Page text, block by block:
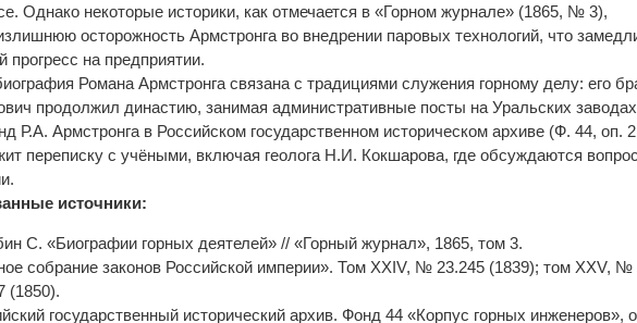
Однако некоторые историки, как отмечается в «Горном журнале» (1865, № 3),
осторожность Армстронга во внедрении паровых технологий, что
прогресс на предприятии.
Романа Армстронга связана с традициями служения горному делу: его
продолжил династию, занимая административные посты на Уральских
Р.А. Армстронга в Российском государственном историческом архиве (Ф. 44, оп.
переписку с учёными, включая геолога Н.И. Кокшарова, где обсуждаются
источники:
С. «Биографии горных деятелей» // «Горный журнал», 1865, том 3.
собрание законов Российской империи». Том XXIV, № 23.245 (1839); том XXV, №
(1850).
государственный исторический архив. Фонд 44 «Корпус горных инженеров»,